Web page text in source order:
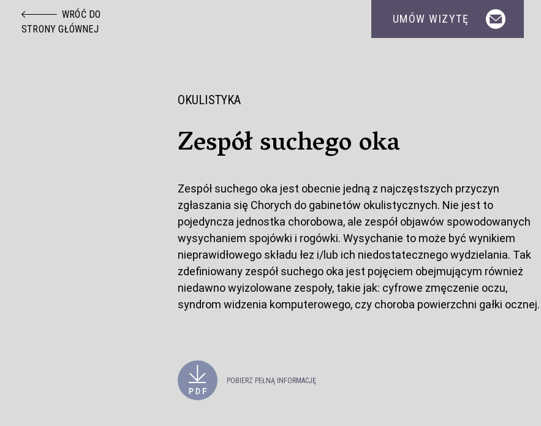
Przejdź do treściWRÓĆ DO
STRONY GŁÓWNEJ
UMÓW WIZYTĘ
OKULISTYKA
Zespół suchego oka
Zespół suchego oka jest obecnie jedną z najczęstszych przyczyn
zgłaszania się Chorych do gabinetów okulistycznych. Nie jest to
pojedyncza jednostka chorobowa, ale zespół objawów spowodowanych
wysychaniem spojówki i rogówki. Wysychanie to może być wynikiem
nieprawidłowego składu łez i/lub ich niedostatecznego wydzielania. Tak
zdefiniowany zespół suchego oka jest pojęciem obejmującym również
niedawno wyizolowane zespoły, takie jak: cyfrowe zmęczenie oczu,
syndrom widzenia komputerowego, czy choroba powierzchni gałki ocznej.
POBIERZ PEŁNĄ INFORMACJĘ